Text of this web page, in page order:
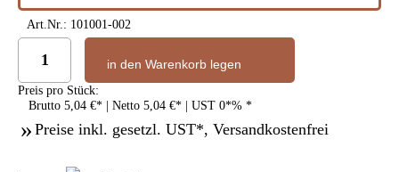
Art.Nr.: 101001-002
in den Warenkorb legen
Preis pro Stück:
Brutto 5,04 € | Netto 5,04 € | UST 0 % *
Preise inkl. gesetzl. UST*, Versandkostenfrei